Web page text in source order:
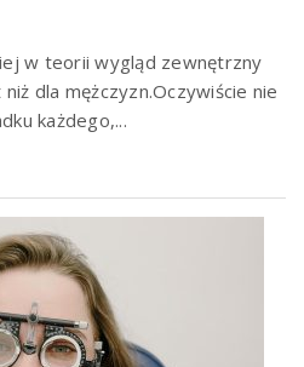
w teorii wygląd zewnętrzny
dla mężczyzn.Oczywiście nie
każdego,...